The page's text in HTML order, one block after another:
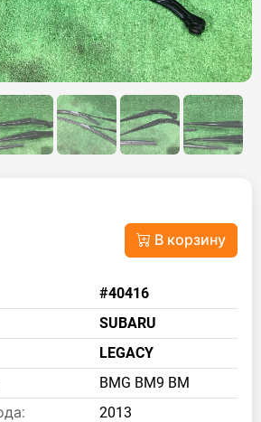
В корзину
#40416
SUBARU
LEGACY
BMG BM9 BM
2013